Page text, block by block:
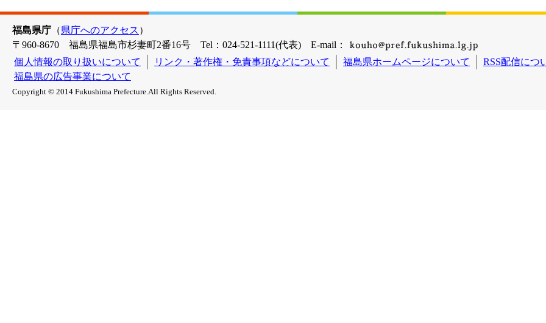
福島県庁 （県庁へのアクセス ）
〒960-8670 福島県福島市杉妻町2番16号 Tel：024-521-1111(代表) E-mail：
個人情報の取り扱いについて
リンク・著作権・免責事項などについて 福島県ホームページについて
RSS配信につ
福島県の広告事業について
Copyright © 2014 Fukushima Prefecture.All Rights Reserved.